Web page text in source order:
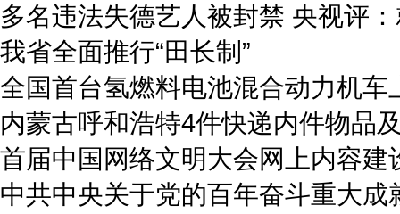
多名违法失德艺人被封禁 央视评
我省全面推行“田长制”
全国首台氢燃料电池混合动力机车
内蒙古呼和浩特4件快递内件物品
首届中国网络文明大会网上内容建
中共中央关于党的百年奋斗重大成